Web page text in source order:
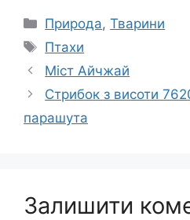
Категорії
Природа,Тварини
Позначки
Птахи
Міст Айчжай
Стрибок з висоти
парашута
Залишити